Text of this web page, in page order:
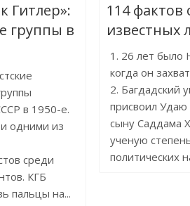
Гитлер»:
группы в
в 1950-е.
одними из
среди
КГБ
пальцы на...
114 фактов
известных
1. 26 лет было
когда он
2. Багдадский
присвоил
сыну Саддама
ученую
политических